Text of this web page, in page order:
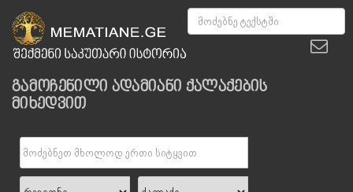
გამოჩენილი ადამიანი ქალაქების
მიხედვით